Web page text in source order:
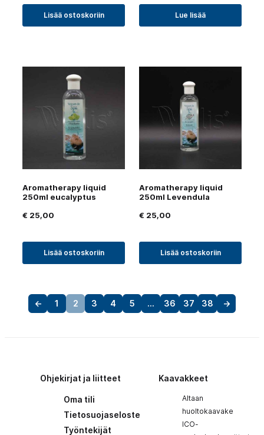
Lisää ostoskoriin Lue lisää
Aromatherapy liquid
250ml eucalyptus
€ 25,00
Lisää ostoskoriin
Aromatherapy liquid
250ml Levendula
€ 25,00
Lisää ostoskoriin
← 1 2 3 4 5 … 36 37 38 →
Ohjekirjat ja liitteet
Oma tili
Tietosuojaseloste
Työntekijät
Kaavakkeet
Altaan
huoltokaavake
ICO-